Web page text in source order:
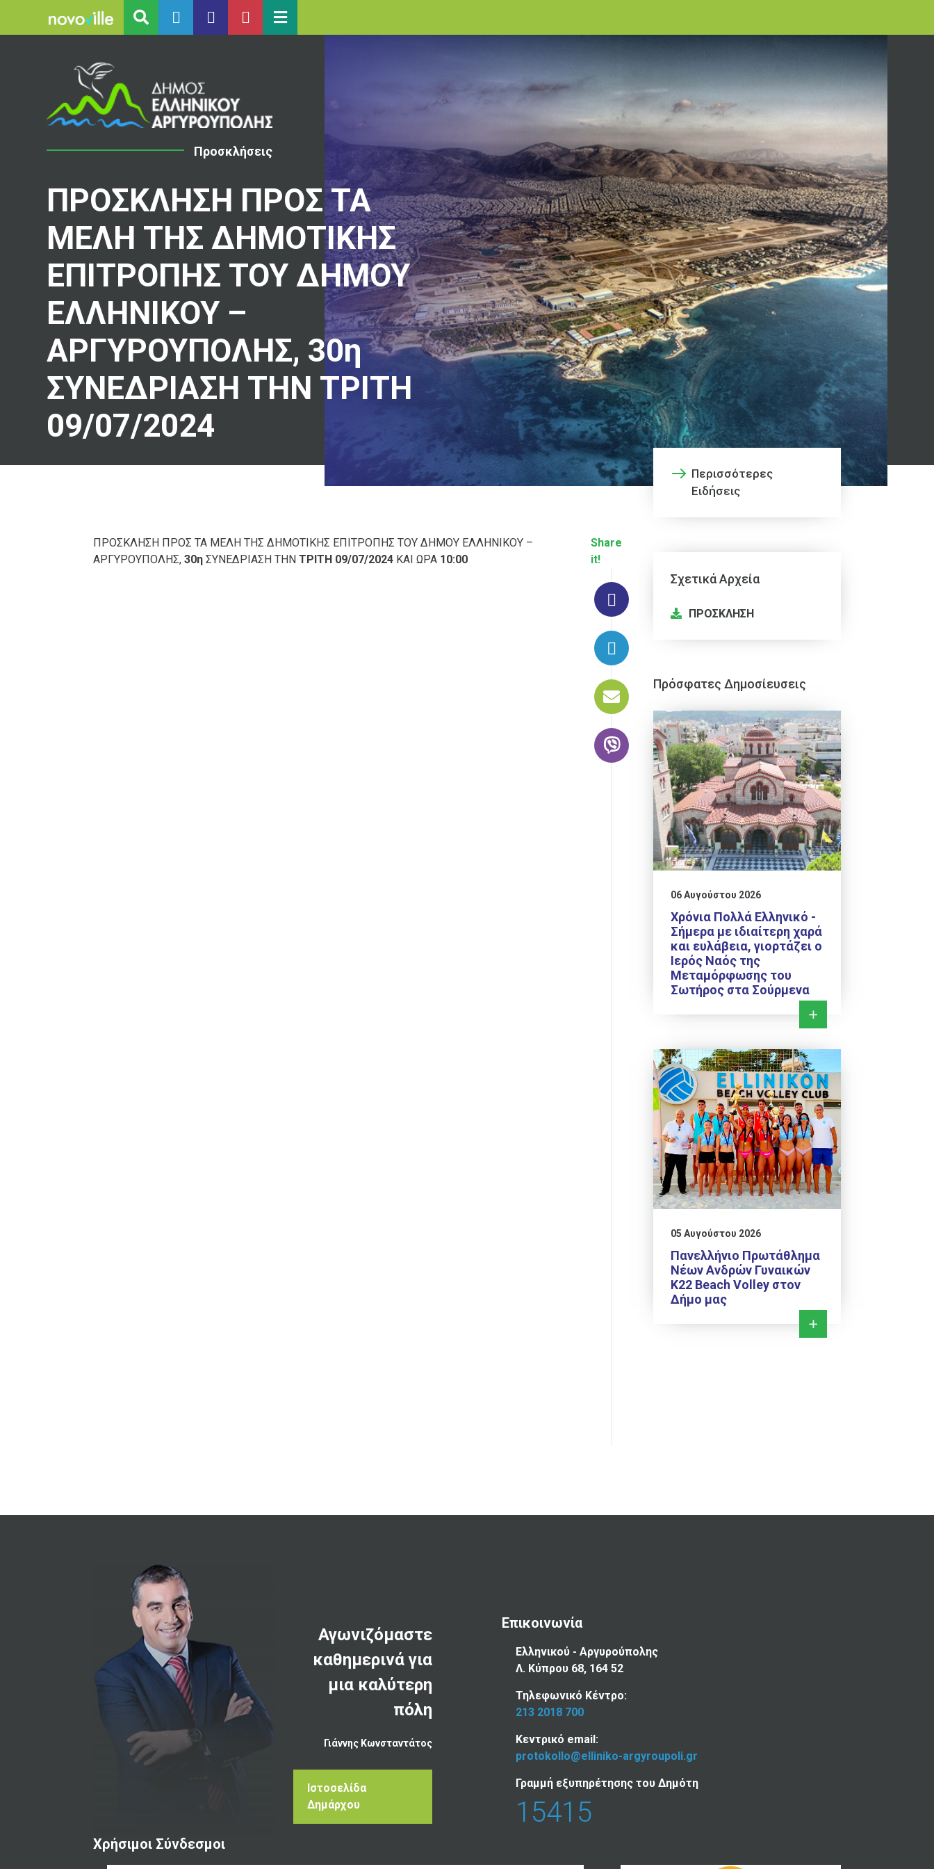
Προσκλήσεις
ΠΡΟΣΚΛΗΣΗ ΠΡΟΣ ΤΑ
ΜΕΛΗ ΤΗΣ ΔΗΜΟΤΙΚΗΣ
ΕΠΙΤΡΟΠΗΣ ΤΟΥ ΔΗΜΟΥ
ΕΛΛΗΝΙΚΟΥ –
ΑΡΓΥΡΟΥΠΟΛΗΣ, 30η
ΣΥΝΕΔΡΙΑΣΗ ΤΗΝ ΤΡΙΤΗ
09/07/2024
ΠΡΟΣΚΛΗΣΗ ΠΡΟΣ ΤΑ ΜΕΛΗ ΤΗΣ ΔΗΜΟΤΙΚΗΣ ΕΠΙΤΡΟΠΗΣ ΤΟΥ ΔΗΜΟΥ ΕΛΛΗΝΙΚΟΥ –
ΑΡΓΥΡΟΥΠΟΛΗΣ,30η ΣΥΝΕΔΡΙΑΣΗ ΤΗΝΤΡΙΤΗ 09/07/2024 ΚΑΙ ΩΡΑ 10:00
Share
it!
Περισσότερες
Ειδήσεις
Σχετικά Αρχεία
ΠΡΟΣΚΛΗΣΗ
Πρόσφατες Δημοσίευσεις
06 Αυγούστου 2026
Χρόνια Πολλά Ελληνικό -
Σήμερα με ιδιαίτερη χαρά
και ευλάβεια, γιορτάζει ο
Ιερός Ναός της
Μεταμόρφωσης του
Σωτήρος στα Σούρμενα
05 Αυγούστου 2026
Πανελλήνιο Πρωτάθλημα
Νέων Ανδρών Γυναικών
Κ22 Beach Volley στον
Δήμο μας
Αγωνιζόμαστε
καθημερινά για
μια καλύτερη
πόλη
Γιάννης Κωνσταντάτος
Ιστοσελίδα
Δημάρχου
Επικοινωνία
Ελληνικού - Αργυρούπολης
Λ. Κύπρου 68, 164 52
Τηλεφωνικό Κέντρο:
213 2018 700
Κεντρικό email:
protokollo@elliniko-argyroupoli.gr
Γραμμή εξυπηρέτησης του Δημότη
15415
Χρήσιμοι Σύνδεσμοι